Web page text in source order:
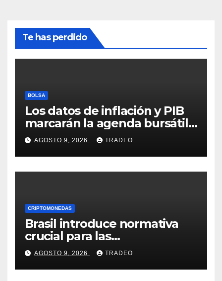
Te has perdido
BOLSA
Los datos de inflación y PIB
marcarán la agenda bursátil
de la próxima semana
AGOSTO 9, 2026 TRADEO
CRIPTOMONEDAS
Brasil introduce normativa
crucial para las
criptomonedas: ¿Llegó el fin
de las transferencias
instantáneas?
AGOSTO 9, 2026 TRADEO